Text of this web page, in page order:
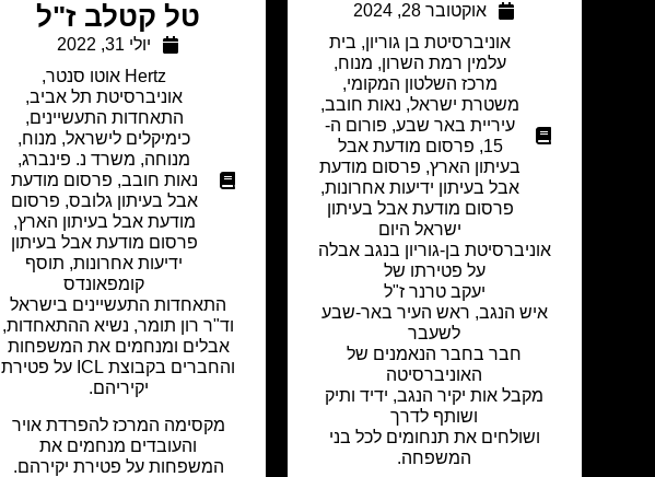
אוקטובר 28, 2024
אוניברסיטת בן גוריון, בית
עלמין רמת השרון, מנוח,
מרכז השלטון המקומי,
משטרת ישראל, נאות חובב,
עיריית באר שבע, פורום ה-
15
, פרסום מודעת אבל
בעיתון הארץ, פרסום מודעת
אבל בעיתון ידיעות אחרונות,
פרסום מודעת אבל בעיתון
ישראל היום
אוניברסיטת בן-גוריון בנגבאבלה
על פטירתו של
יעקב טרנר ז"ל
איש הנגב, ראש העיר באר-שבע
לשעבר
חבר בחבר הנאמנים של
האוניברסיטה
מקבל אות יקיר הנגב, ידיד ותיק
ושותף לדרך
ושולחים את תנחומים לכל בני
המשפחה.
טל קטלב ז"ל
יולי 31, 2022
Hertz אוטו סנטר
,
אוניברסיטת תל אביב,
התאחדות התעשיינים,
כימיקלים לישראל, מנוח,
מנוחה, משרד נ. פינברג,
נאות חובב, פרסום מודעת
אבל בעיתון גלובס, פרסום
מודעת אבל בעיתון הארץ,
פרסום מודעת אבל בעיתון
ידיעות אחרונות, תוסף
קומפאונדס
התאחדות התעשיינים בישראל
וד"ר רון תומר, נשיא ההתאחדות,
אבלים ומנחמים את המשפחות
והחברים בקבוצת ICL על פטירת
יקיריהם.
מקסימה המרכז להפרדת אויר
והעובדים מנחמים את
המשפחות על פטירת יקירהם.